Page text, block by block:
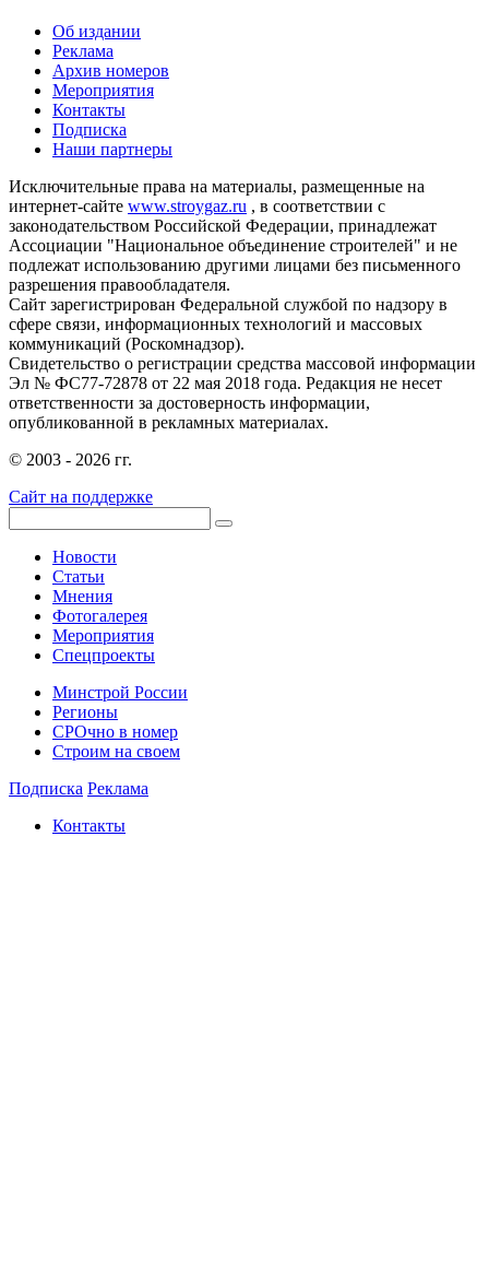
Об издании
Реклама
Архив номеров
Мероприятия
Контакты
Подписка
Наши партнеры
Исключительные права на материалы, размещенные на
интернет-сайте www.stroygaz.ru , в соответствии с
законодательством Российской Федерации, принадлежат
Ассоциации "Национальное объединение строителей" и не
подлежат использованию другими лицами без письменного
разрешения правообладателя.
Сайт зарегистрирован Федеральной службой по надзору в
сфере связи, информационных технологий и массовых
коммуникаций (Роскомнадзор).
Свидетельство о регистрации средства массовой информации
Эл № ФС77-72878 от 22 мая 2018 года. Редакция не несет
ответственности за достоверность информации,
опубликованной в рекламных материалах.
© 2003 - 2026 гг.
Сайт на поддержке
Новости
Статьи
Мнения
Фотогалерея
Мероприятия
Спецпроекты
Минстрой России
Регионы
СРОчно в номер
Строим на своем
Подписка Реклама
Контакты